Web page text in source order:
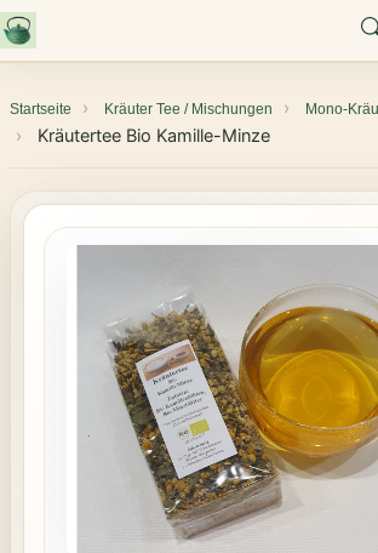
Startseite Kräuter Tee / Mischungen Mono-
Kräutertee Bio Kamille-Minze